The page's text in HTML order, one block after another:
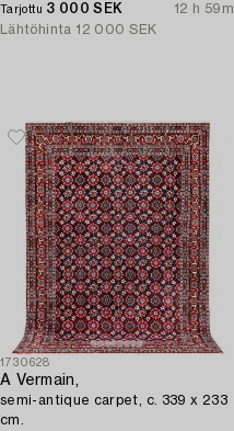
Tarjottu 3 000 SEK
12 h 59m
Lähtöhinta 12 000 SEK
1730628
A Vermain,
semi-antique carpet, c. 339 x 233
cm.